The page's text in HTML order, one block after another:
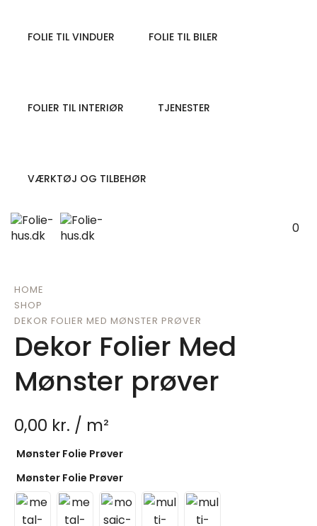
FOLIE TIL VINDUER FOLIE TIL BILER
FOLIER TIL INTERIØR TJENESTER
VÆRKTØJ OG TILBEHØR
0
HOME
SHOP
DEKOR FOLIER MED MØNSTER PRØVER
Dekor Folier Med
Mønster prøver
0,00 kr. / m²
Mønster Folie Prøver
Mønster Folie Prøver